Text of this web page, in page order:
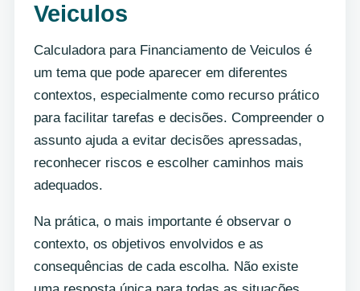
Veiculos
Calculadora para Financiamento de Veiculos é
um tema que pode aparecer em diferentes
contextos, especialmente como recurso prático
para facilitar tarefas e decisões. Compreender o
assunto ajuda a evitar decisões apressadas,
reconhecer riscos e escolher caminhos mais
adequados.
Na prática, o mais importante é observar o
contexto, os objetivos envolvidos e as
consequências de cada escolha. Não existe